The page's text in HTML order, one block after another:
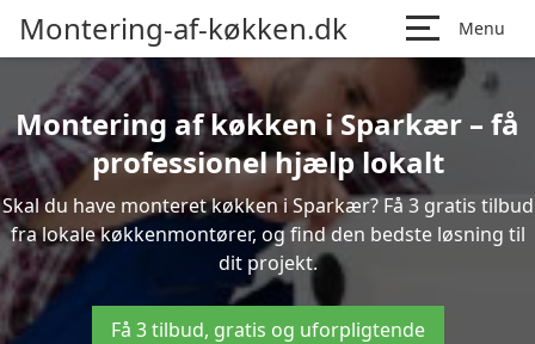
Montering-af-køkken.dk Menu
Montering af køkken i Sparkær – få
professionel hjælp lokalt
Skal du have monteret køkken i Sparkær? Få 3 gratis tilbud
fra lokale køkkenmontører, og find den bedste løsning til
dit projekt.
Få 3 tilbud, gratis og uforpligtende